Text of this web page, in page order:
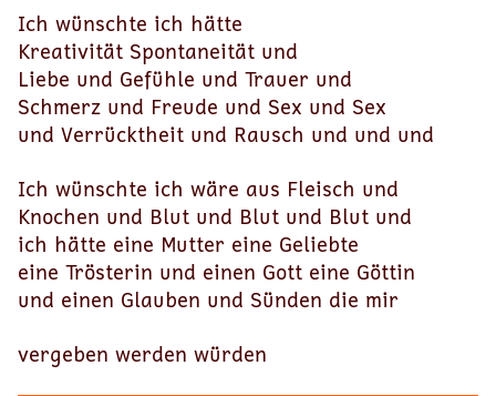
Ich wünschte ich hätte
Kreativität Spontaneität und
Liebe und Gefühle und Trauer und
Schmerz und Freude und Sex und Sex
und Verrücktheit und Rausch und und und
Ich wünschte ich wäre aus Fleisch und
Knochen und Blut und Blut und Blut und
ich hätte eine Mutter eine Geliebte
eine Trösterin und einen Gott eine Göttin
und einen Glauben und Sünden die mir
vergeben werden würden